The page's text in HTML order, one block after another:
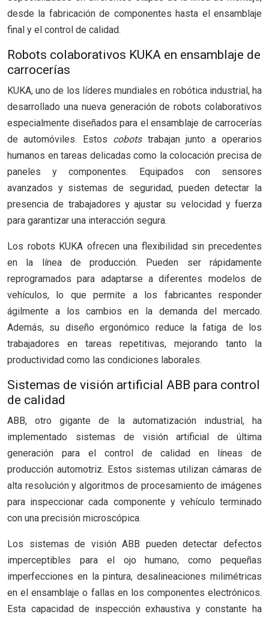
desde la fabricación de componentes hasta el ensamblaje
final y el control de calidad.
Robots colaborativos KUKA en ensamblaje de
carrocerías
KUKA, uno de los líderes mundiales en robótica industrial, ha
desarrollado una nueva generación de robots colaborativos
especialmente diseñados para el ensamblaje de carrocerías
de automóviles. Estos cobots trabajan junto a operarios
humanos en tareas delicadas como la colocación precisa de
paneles y componentes. Equipados con sensores
avanzados y sistemas de seguridad, pueden detectar la
presencia de trabajadores y ajustar su velocidad y fuerza
para garantizar una interacción segura.
Los robots KUKA ofrecen una flexibilidad sin precedentes
en la línea de producción. Pueden ser rápidamente
reprogramados para adaptarse a diferentes modelos de
vehículos, lo que permite a los fabricantes responder
ágilmente a los cambios en la demanda del mercado.
Además, su diseño ergonómico reduce la fatiga de los
trabajadores en tareas repetitivas, mejorando tanto la
productividad como las condiciones laborales.
Sistemas de visión artificial ABB para control
de calidad
ABB, otro gigante de la automatización industrial, ha
implementado sistemas de visión artificial de última
generación para el control de calidad en líneas de
producción automotriz. Estos sistemas utilizan cámaras de
alta resolución y algoritmos de procesamiento de imágenes
para inspeccionar cada componente y vehículo terminado
con una precisión microscópica.
Los sistemas de visión ABB pueden detectar defectos
imperceptibles para el ojo humano, como pequeñas
imperfecciones en la pintura, desalineaciones milimétricas
en el ensamblaje o fallas en los componentes electrónicos.
Esta capacidad de inspección exhaustiva y constante ha